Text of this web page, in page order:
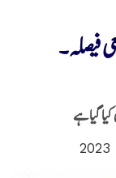
فیصلہ۔
گیا ہے